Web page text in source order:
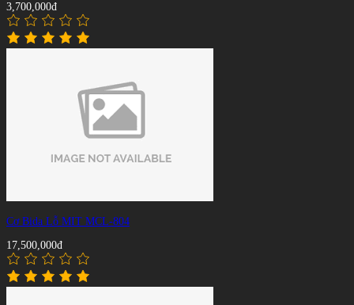
3,700,000đ
Cơ Bida Lỗ MIT MCL-804
17,500,000đ